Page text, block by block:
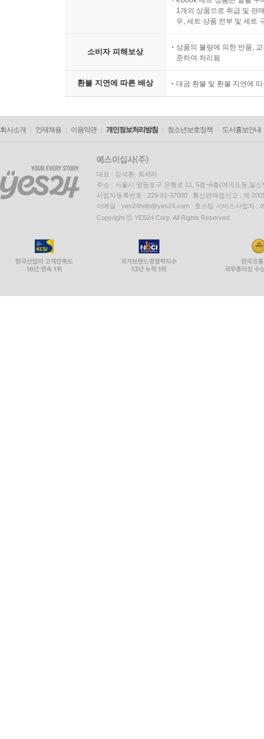
1개의 상품으로 취급 및 판
우, 세트 상품 전부 및 세트
소비자 피해보상
상품의 불량에 의한 반품,
준하여 처리됨
환불 지연에 따른 배상 대금 환불 및 환불 지연에
회사소개 인재채용 이용약관 개인정보처리방침 청소년보호정책 도서홍보안내
대표 : 김석환, 최세라
주소 : 서울시 영등포구 은행로 11, 5층~6층(여의도동,일신
사업자등록번호 : 229-81-37000 통신판매업신고 : 제
이메일 : yes24help@yes24.com 호스팅 서비스사업자 :
Copyright ⓒ YES24 Corp. All Rights Reserved.